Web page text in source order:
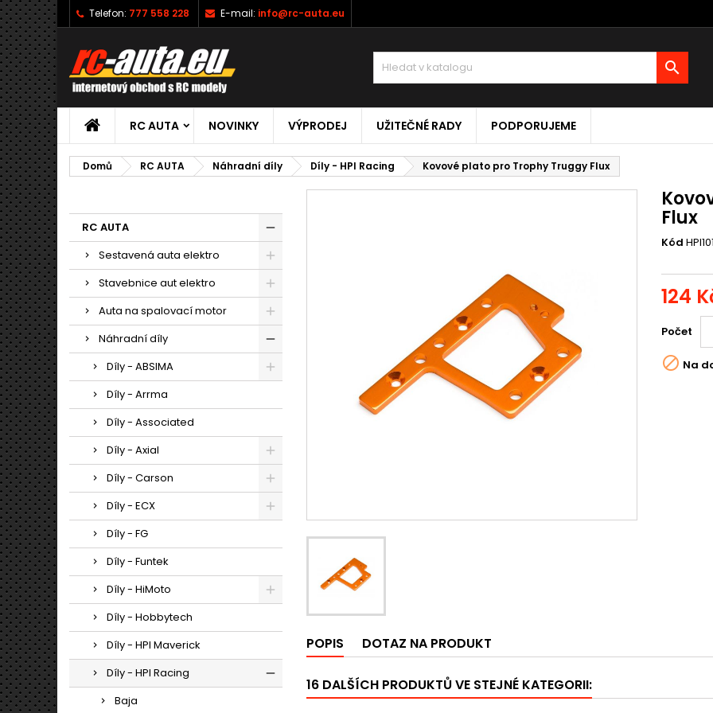
Telefon: 777 558 228 E-mail: info@rc-auta.eu

RC AUTA NOVINKY VÝPRODEJ UŽITEČNÉ RADY PODPORUJEME
Domů RC AUTA Náhradní díly Díly - HPI Racing Kovové plato pro Trophy Truggy Flux
RC AUTA
Sestavená auta elektro
Stavebnice aut elektro
Auta na spalovací motor
Náhradní díly
Díly - ABSIMA
Díly - Arrma
Díly - Associated
Díly - Axial
Díly - Carson
Díly - ECX
Díly - FG
Díly - Funtek
Díly - HiMoto
Díly - Hobbytech
Díly - HPI Maverick
Díly - HPI Racing
Baja
Flux
Kód
124
Počet
 Na
POPIS DOTAZ NA PRODUKT
16 DALŠÍCH PRODUKTŮ VE STEJNÉ KATEGORII: